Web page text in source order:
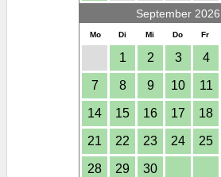
September 2026
Mo Di Mi Do Fr
1 2 3 4
7 8 9 10 11
14 15 16 17 18
21 22 23 24 25
28 29 30